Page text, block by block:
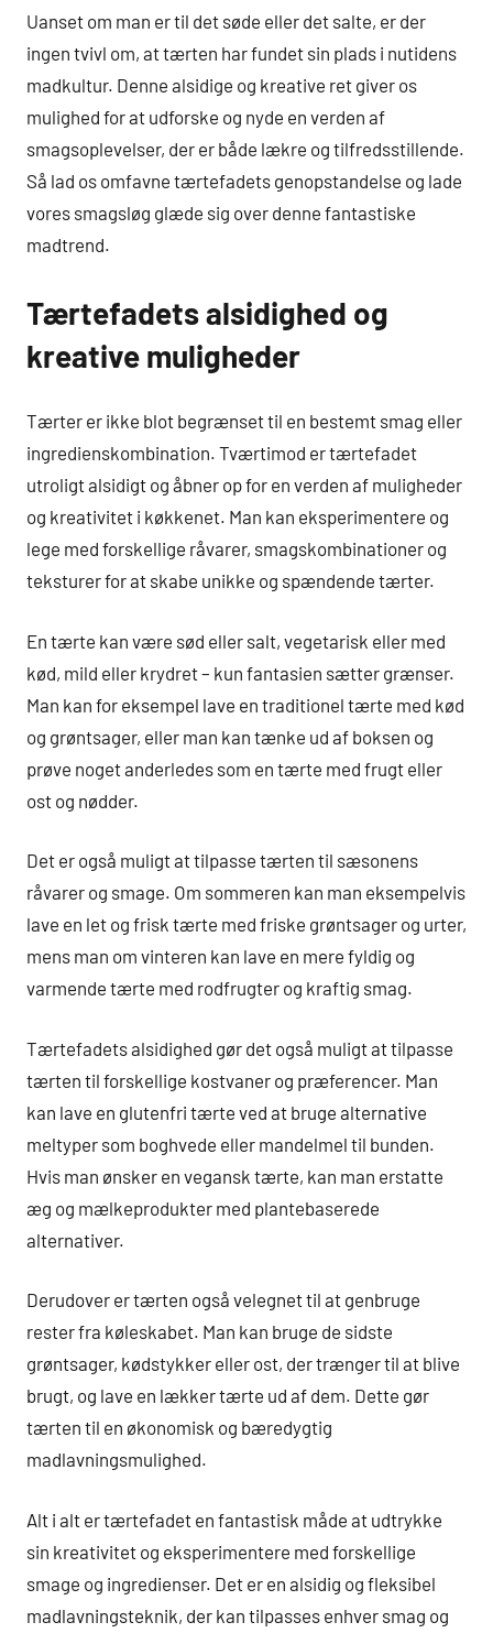
Uanset om man er til det søde eller det salte, er der
ingen tvivl om, at tærten har fundet sin plads i nutidens
madkultur. Denne alsidige og kreative ret giver os
mulighed for at udforske og nyde en verden af
smagsoplevelser, der er både lækre og tilfredsstillende.
Så lad os omfavne tærtefadets genopstandelse og lade
vores smagsløg glæde sig over denne fantastiske
madtrend.
Tærtefadets alsidighed og
kreative muligheder
Tærter er ikke blot begrænset til en bestemt smag eller
ingredienskombination. Tværtimod er tærtefadet
utroligt alsidigt og åbner op for en verden af muligheder
og kreativitet i køkkenet. Man kan eksperimentere og
lege med forskellige råvarer, smagskombinationer og
teksturer for at skabe unikke og spændende tærter.
En tærte kan være sød eller salt, vegetarisk eller med
kød, mild eller krydret – kun fantasien sætter grænser.
Man kan for eksempel lave en traditionel tærte med kød
og grøntsager, eller man kan tænke ud af boksen og
prøve noget anderledes som en tærte med frugt eller
ost og nødder.
Det er også muligt at tilpasse tærten til sæsonens
råvarer og smage. Om sommeren kan man eksempelvis
lave en let og frisk tærte med friske grøntsager og urter,
mens man om vinteren kan lave en mere fyldig og
varmende tærte med rodfrugter og kraftig smag.
Tærtefadets alsidighed gør det også muligt at tilpasse
tærten til forskellige kostvaner og præferencer. Man
kan lave en glutenfri tærte ved at bruge alternative
meltyper som boghvede eller mandelmel til bunden.
Hvis man ønsker en vegansk tærte, kan man erstatte
æg og mælkeprodukter med plantebaserede
alternativer.
Derudover er tærten også velegnet til at genbruge
rester fra køleskabet. Man kan bruge de sidste
grøntsager, kødstykker eller ost, der trænger til at blive
brugt, og lave en lækker tærte ud af dem. Dette gør
tærten til en økonomisk og bæredygtig
madlavningsmulighed.
Alt i alt er tærtefadet en fantastisk måde at udtrykke
sin kreativitet og eksperimentere med forskellige
smage og ingredienser. Det er en alsidig og fleksibel
madlavningsteknik, der kan tilpasses enhver smag og